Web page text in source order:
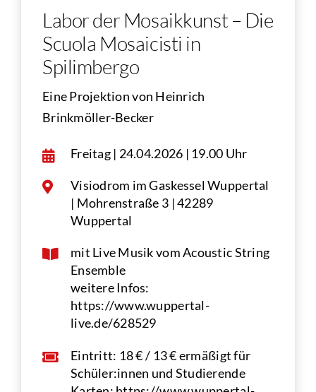
Labor der Mosaikkunst – Die
Scuola Mosaicisti in
Spilimbergo
Eine Projektion von Heinrich
Brinkmöller-Becker
Freitag | 24.04.2026 | 19.00 Uhr
Visiodrom im Gaskessel Wuppertal
| Mohrenstraße 3 | 42289
Wuppertal
mit Live Musik vom Acoustic String
Ensemble
weitere Infos:
https://www.wuppertal-
live.de/628529
Eintritt: 18 € / 13 € ermäßigt für
Schüler:innen und Studierende